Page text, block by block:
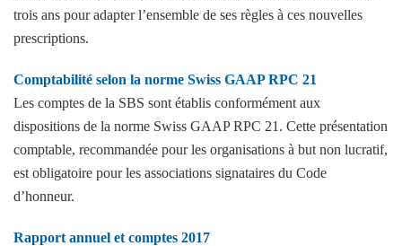
trois ans pour adapter l’ensemble de ses règles à ces nouvelles
prescriptions.
Comptabilité selon la norme Swiss GAAP RPC 21
Les comptes de la SBS sont établis conformément aux
dispositions de la norme Swiss GAAP RPC 21. Cette présentation
comptable, recommandée pour les organisations à but non lucratif,
est obligatoire pour les associations signataires du Code
d’honneur.
Rapport annuel et comptes 2017